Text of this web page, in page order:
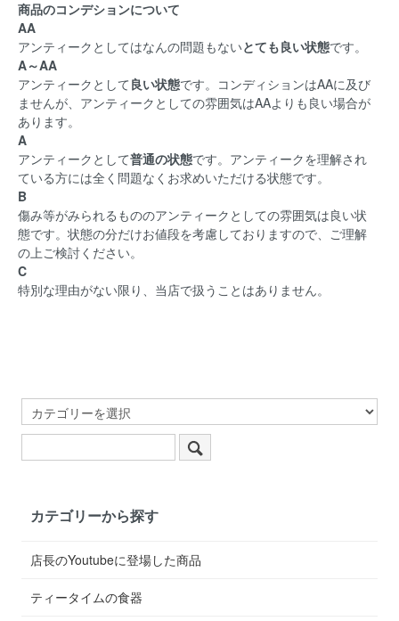
商品のコンデションについて
AA
アンティークとしてはなんの問題もないとても良い状態です。
A～AA
アンティークとして 良い状態です。コンディションはAAに及び
ませんが、アンティークとしての雰囲気はAAよりも良い場合が
あります。
A
アンティークとして普通の状態です。アンティークを理解され
ている方には全く問題なくお求めいただける状態です。
B
傷み等がみられるもののアンティークとしての雰囲気は良い状
態です。状態の分だけお値段を考慮しておりますので、ご理解
の上ご検討ください。
C
特別な理由がない限り、当店で扱うことはありません。
カテゴリーから探す
店長のYoutubeに登場した商品
ティータイムの食器